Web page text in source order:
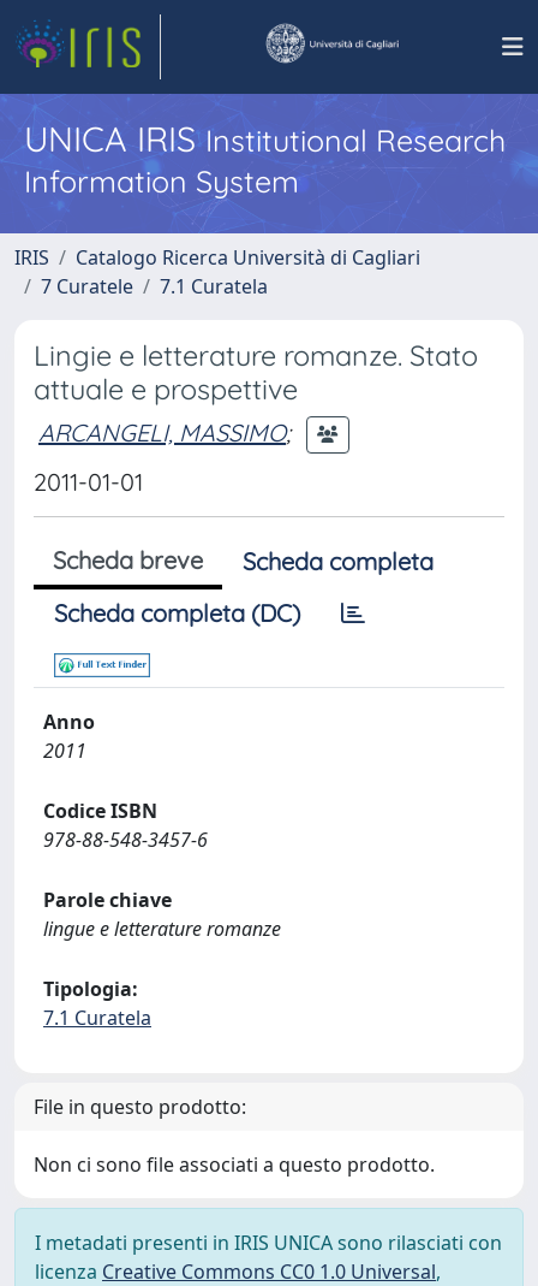
UNICA IRISInstitutional Research
Information System
IRIS
Catalogo Ricerca Università di Cagliari
7 Curatele
7.1 Curatela
Lingie e letterature romanze. Stato
attuale e prospettive
ARCANGELI, MASSIMO;
2011-01-01
Scheda breve
Scheda completa
Scheda completa (DC)
Anno
2011
Codice ISBN
978-88-548-3457-6
Parole chiave
lingue e letterature romanze
Tipologia:
7.1 Curatela
File in questo prodotto:
Non ci sono file associati a questo prodotto.
I metadati presenti in IRIS UNICA sono rilasciati con
licenza Creative Commons CC0 1.0 Universal,